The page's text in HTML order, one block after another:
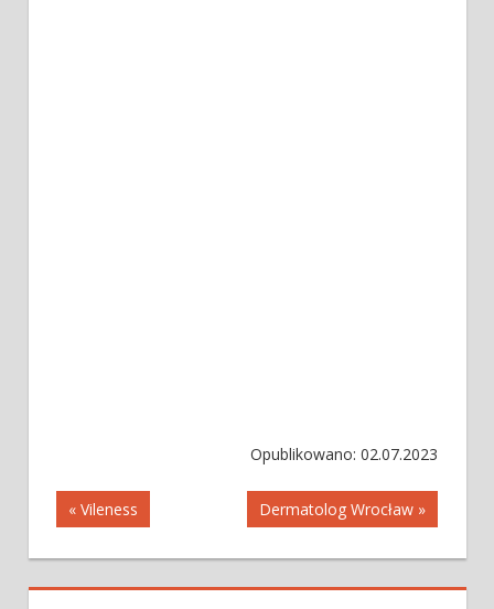
Opublikowano: 02.07.2023
Nawigacja
wpisu
« Vileness Dermatolog Wrocław »